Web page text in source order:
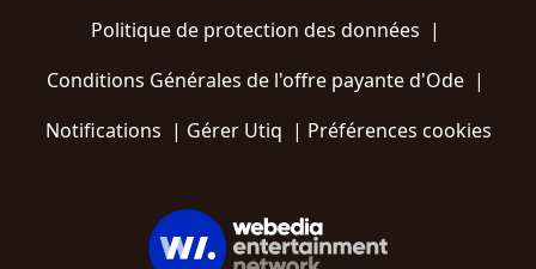
Politique de protection des données |
Conditions Générales de l'offre payante d'Ode |
Notifications | Gérer Utiq | Préférences cookies